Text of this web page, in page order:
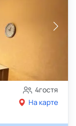
4гостя
На карте